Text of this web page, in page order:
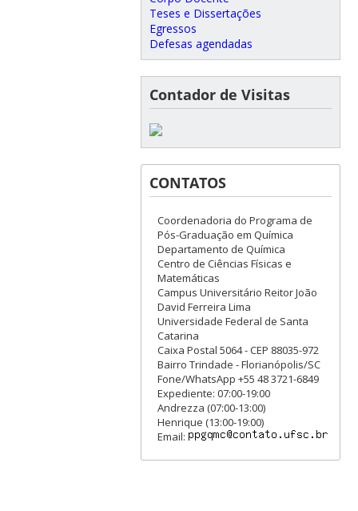
Teses e Dissertações
Egressos
Defesas agendadas
Contador de Visitas
CONTATOS
Coordenadoria do Programa de
Pós-Graduação em Química
Departamento de Química
Centro de Ciências Físicas e
Matemáticas
Campus Universitário Reitor João
David Ferreira Lima
Universidade Federal de Santa
Catarina
Caixa Postal 5064 - CEP 88035-972
Bairro Trindade - Florianópolis/SC
Fone/WhatsApp +55 48 3721-6849
Expediente: 07:00-19:00
Andrezza (07:00-13:00)
Henrique (13:00-19:00)
Email: